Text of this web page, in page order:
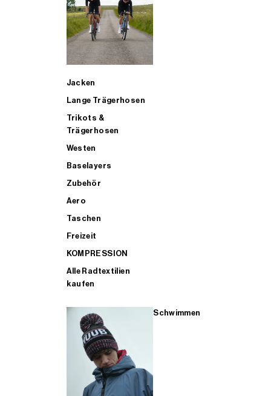
Jacken
Lange Trägerhosen
Trikots &
Trägerhosen
Westen
Baselayers
Zubehör
Aero
Taschen
Freizeit
KOMPRESSION
Alle Radtextilien
kaufen
Schwimmen
ALLE TRIATHLONARTIKEL FÜR MÄNNER KAUFEN